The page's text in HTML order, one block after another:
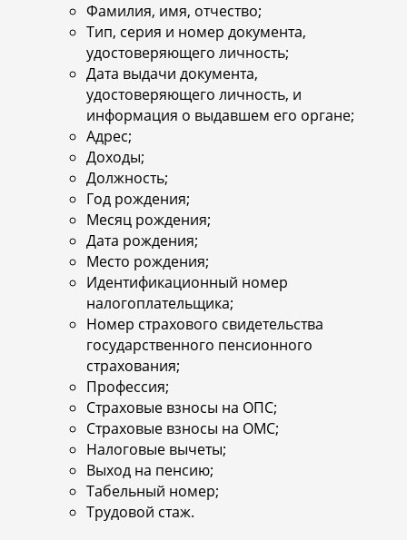
Фамилия, имя, отчество;
Тип, серия и номер документа,
удостоверяющего личность;
Дата выдачи документа,
удостоверяющего личность, и
информация о выдавшем его органе;
Адрес;
Доходы;
Должность;
Год рождения;
Месяц рождения;
Дата рождения;
Место рождения;
Идентификационный номер
налогоплательщика;
Номер страхового свидетельства
государственного пенсионного
страхования;
Профессия;
Страховые взносы на ОПС;
Страховые взносы на ОМС;
Налоговые вычеты;
Выход на пенсию;
Табельный номер;
Трудовой стаж.